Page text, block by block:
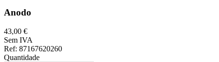
Anodo
43,00 €
Sem IVA
Ref: 87167620260
Quantidade